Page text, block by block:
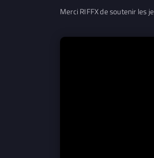
Merci RIFFX de soutenir les